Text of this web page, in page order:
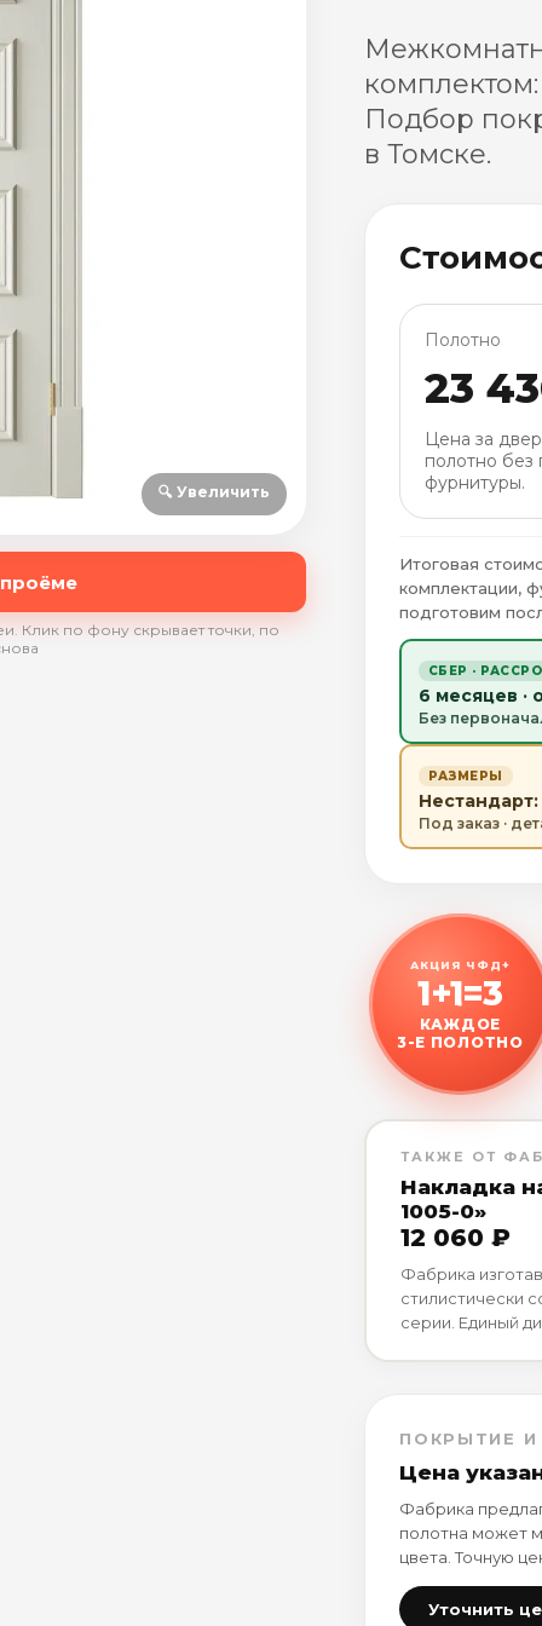
🔍 Увеличить
Клик по фону скрывает точки, по
Подбор
в Томске.
Полотно
23
Цена за
полотно без
фурнитуры.
Итоговая
комплектации,
подготовим
СБЕР ·
6 месяцев ·
Без
РАЗМЕРЫ
Нестандарт:
Под заказ ·
АКЦИЯ ЧФД+
1+1=3
КАЖДОЕ
3-Е ПОЛОТНО
ТАКЖЕ ОТ
Накладка
1005-0»
12 060 ₽
Фабрика
стилистически
серии. Единый
ПОКРЫТИЕ И
Цена
Фабрика
полотна может
цвета. Точную
Уточнить